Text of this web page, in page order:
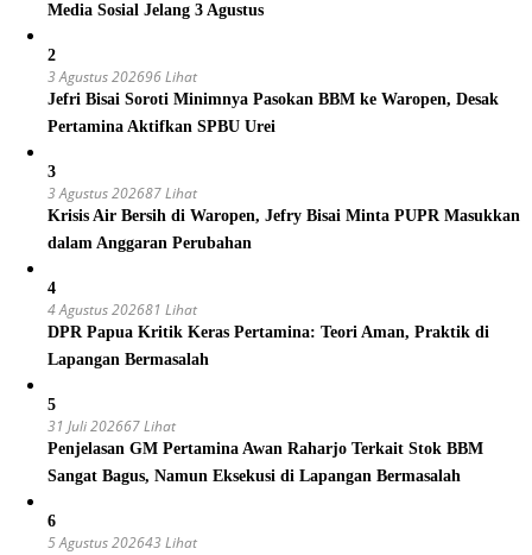
Media Sosial Jelang 3 Agustus
2
3 Agustus 202696 Lihat
Jefri Bisai Soroti Minimnya Pasokan BBM ke Waropen, Desak
Pertamina Aktifkan SPBU Urei
3
3 Agustus 202687 Lihat
Krisis Air Bersih di Waropen, Jefry Bisai Minta PUPR Masukkan
dalam Anggaran Perubahan
4
4 Agustus 202681 Lihat
DPR Papua Kritik Keras Pertamina: Teori Aman, Praktik di
Lapangan Bermasalah
5
31 Juli 202667 Lihat
Penjelasan GM Pertamina Awan Raharjo Terkait Stok BBM
Sangat Bagus, Namun Eksekusi di Lapangan Bermasalah
6
5 Agustus 202643 Lihat